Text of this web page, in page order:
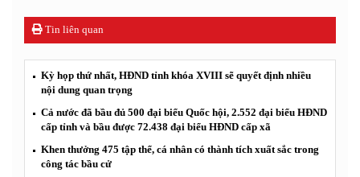
Tin liên quan
Kỳ họp thứ nhất, HĐND tỉnh khóa XVIII sẽ quyết định nhiều
nội dung quan trọng
Cả nước đã bầu đủ 500 đại biểu Quốc hội, 2.552 đại biểu HĐND
cấp tỉnh và bầu được 72.438 đại biểu HĐND cấp xã
Khen thưởng 475 tập thể, cá nhân có thành tích xuất sắc trong
công tác bầu cử